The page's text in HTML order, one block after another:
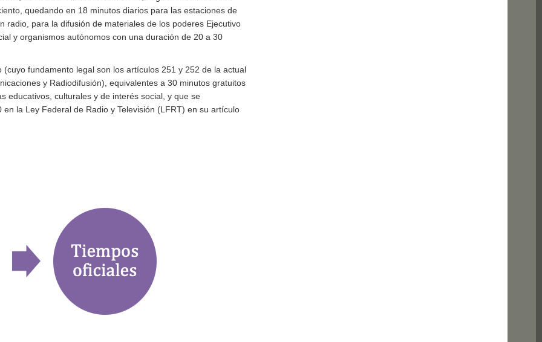
quedando en 18 minutos diarios para las estaciones de
radio, para la difusión de materiales de los poderes Ejecutivo
y organismos autónomos con una duración de 20 a 30
(cuyo fundamento legal son los artículos 251 y 252 de la actual
y Radiodifusión), equivalentes a 30 minutos gratuitos
educativos, culturales y de interés social, y que se
en la Ley Federal de Radio y Televisión (LFRT) en su artículo